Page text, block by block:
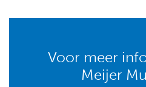
t
Voor meer
Meijer